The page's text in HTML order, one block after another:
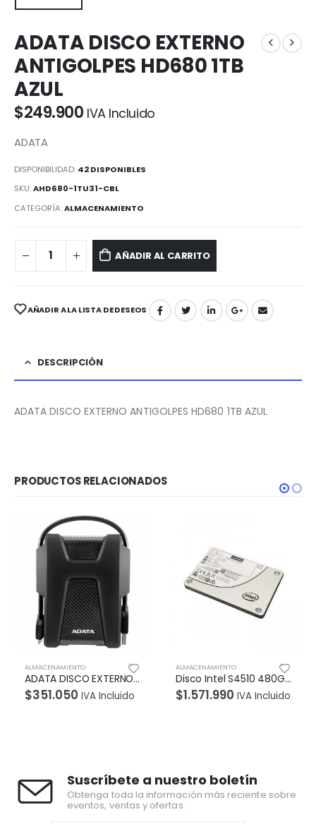
ADATA DISCO EXTERNO
ANTIGOLPES HD680 1TB
AZUL
$249.900 IVA Incluido
ADATA
DISPONIBILIDAD: 42 DISPONIBLES
SKU:AHD680-1TU31-CBL
CATEGORÍA:ALMACENAMIENTO
AÑADIR AL CARRITO
AÑADIR A LA LISTA DE DESEOS
DESCRIPCIÓN
ADATA DISCO EXTERNO ANTIGOLPES HD680 1TB AZUL
PRODUCTOS RELACIONADOS
ADATA DISCO EXTERNO ANTIGOLPES HD680 2TB NEGRO
IVA Incluido
ALMACENAMIENTO
Disco Intel S4510 480GB 2.5 Entry SATA 6Gb Hot Swap SSD – SR250 – SR530 – SR550 – SR570 – SR590
$ 1.571.990 IVA Incluido $
Suscríbete a nuestro boletín
Obtenga toda la información más reciente sobre
eventos, ventas y ofertas.